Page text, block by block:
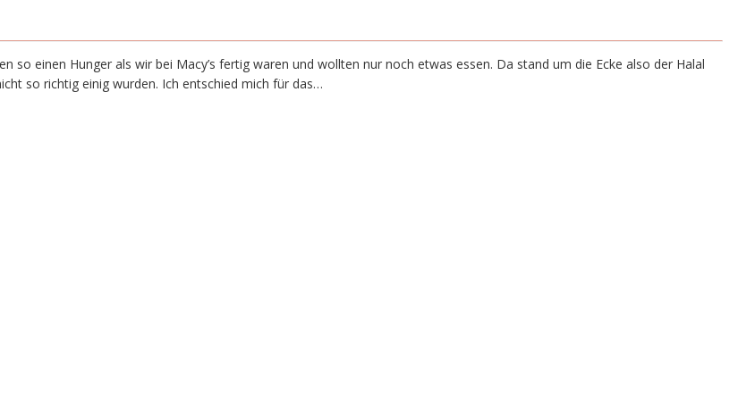
einen Hunger als wir bei Macy’s fertig waren und wollten nur noch etwas essen. Da stand um die Ecke also der Halal
so richtig einig wurden. Ich entschied mich für das…